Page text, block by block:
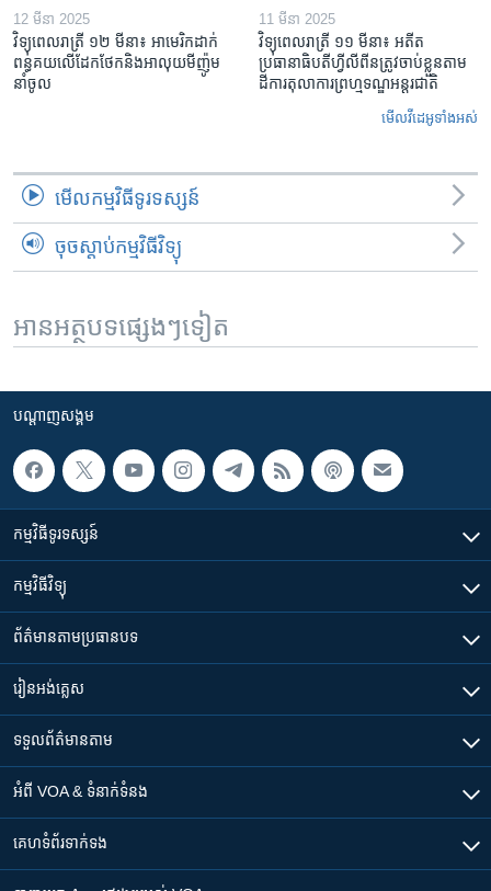
12 មីនា 2025
វិទ្យុពេលរាត្រី ១២ មីនា៖ អាមេរិក​ដាក់​
ពន្ធគយ​លើ​ដែកថែក​និង​អាលុយ​មីញ៉ូម​
នាំចូល
11 មីនា 2025
វិទ្យុពេលរាត្រី ១១ មីនា៖ អតីត​
ប្រធានាធិបតីហ្វីលីពីន​ត្រូវ​ចាប់ខ្លួនតាម
ដីការ​តុលាការ​ព្រហ្មទណ្ឌ​អន្តរជាតិ
មើល​វីដេអូ​ទាំង​អស់
មើល​កម្មវិធី​ទូរទស្សន៍
ចុចស្តាប់កម្មវិធីវិទ្យុ
អានអត្ថបទផ្សេងៗទៀត
បណ្តាញ​សង្គម
កម្មវិធី​ទូរទស្សន៍
កម្មវិធី​វិទ្យុ
ព័ត៌មាន​តាមប្រធានបទ​
រៀន​​អង់គ្លេស
ទទួល​ព័ត៌មាន​តាម
អំពី​ VOA & ទំនាក់ទំនង
គេហទំព័រ​​ទាក់ទង